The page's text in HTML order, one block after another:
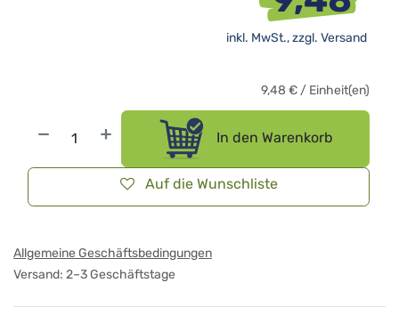
In den Warenkorb
Auf die Wunschliste
inkl. MwSt., zzgl. Versand
9,48 € / Einheit(en)
Allgemeine Geschäftsbedingungen
Versand: 2–3 Geschäftstage